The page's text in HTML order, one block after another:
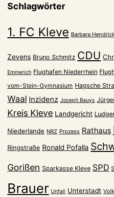
Schlagwörter
1. FC Kleve Barbara
Zevens Bruno Schmitz CDU
Emmerich Flughafen Niederrhein
vom-Stein-Gymnasium Hagsche
Waal Inzidenz Joseph Beuys
Kreis Kleve Landgericht
Niederlande NRZ Prozess Rathaus
Ringstraße Ronald Pofalla
Gorißen Sparkasse Kleve SPD
Brauer Unfall Unterstadt